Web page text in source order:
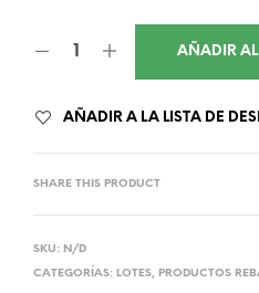
AÑADIR
AÑADIR A LA LISTA DE
SHARE THIS PRODUCT
SKU: N/D
CATEGORÍAS: LOTES, PRODUCTOS